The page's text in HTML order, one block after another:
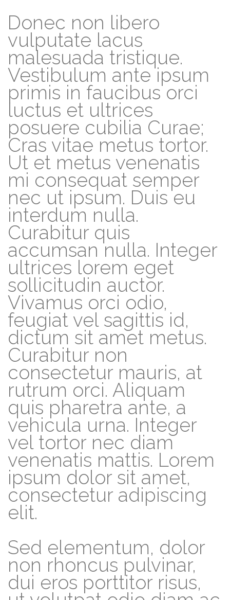
Donec non libero
vulputate lacus
malesuada tristique.
Vestibulum ante ipsum
primis in faucibus orci
luctus et ultrices
posuere cubilia Curae;
Cras vitae metus tortor.
Ut et metus venenatis
mi consequat semper
nec ut ipsum. Duis eu
interdum nulla.
Curabitur quis
accumsan nulla. Integer
ultrices lorem eget
sollicitudin auctor.
Vivamus orci odio,
feugiat vel sagittis id,
dictum sit amet metus.
Curabitur non
consectetur mauris, at
rutrum orci. Aliquam
quis pharetra ante, a
vehicula urna. Integer
vel tortor nec diam
venenatis mattis. Lorem
ipsum dolor sit amet,
consectetur adipiscing
elit.
Sed elementum, dolor
non rhoncus pulvinar,
dui eros porttitor risus,